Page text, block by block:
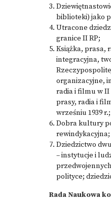
biblioteki) jako
Utracone
granice II RP;
Książka, prasa,
integracyjna,
organizacyjne,
radia i filmu w II
prasy, radia i
wrześniu 1939 r.;
Dobra kultury
Dziedzictwo
– instytucje i
polityce;
Rada Naukowa